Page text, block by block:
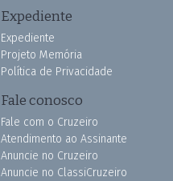
Expediente
Expediente
Projeto Memória
Política de Privacidade
Fale conosco
Fale com o Cruzeiro
Atendimento ao Assinante
Anuncie no Cruzeiro
Anuncie no ClassiCruzeiro